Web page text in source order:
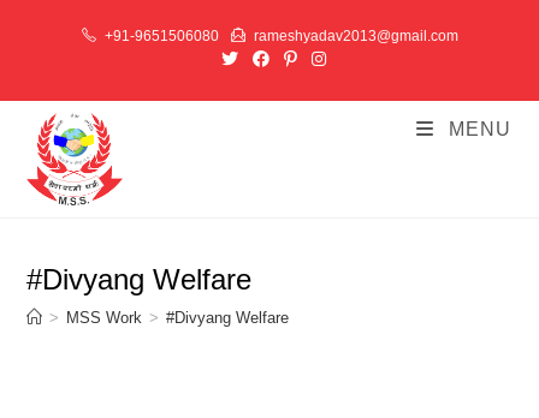
+91-9651506080 rameshyadav2013@gmail.com
MENU
#Divyang Welfare
> MSS Work > #Divyang Welfare